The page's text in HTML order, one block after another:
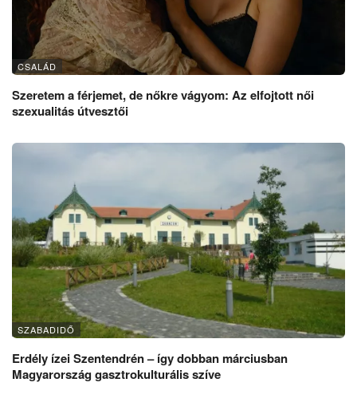
CSALÁD
Szeretem a férjemet, de nőkre vágyom: Az elfojtott női
szexualitás útvesztői
SZABADIDŐ
Erdély ízei Szentendrén – így dobban márciusban
Magyarország gasztrokulturális szíve